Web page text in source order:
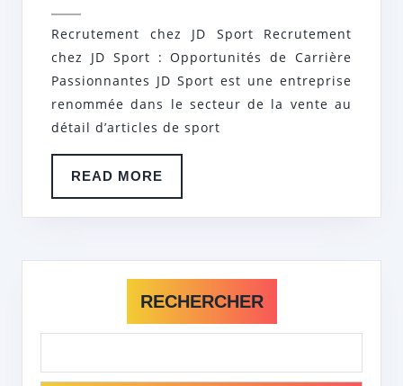
CHEZ
JD
SPORT:
Recrutement chez JD Sport Recrutement
chez JD Sport : Opportunités de Carrière
Passionnantes JD Sport est une entreprise
renommée dans le secteur de la vente au
détail d’articles de sport
READ MORE
MORE
RECHERCHER